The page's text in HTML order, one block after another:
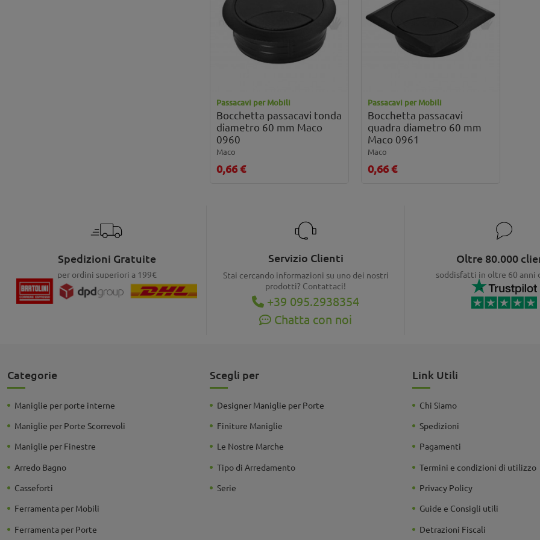
Passacavi per Mobili
Bocchetta passacavi tonda
diametro 60 mm Maco
0960
Maco
0,66 €
Passacavi per Mobili
Bocchetta passacavi
quadra diametro 60 mm
Maco 0961
Maco
0,66 €
Spedizioni Gratuite
per ordini superiori a 199€
Servizio Clienti
Stai cercando informazioni su uno dei nostri
prodotti? Contattaci!
+39 095.2938354
Chatta con noi
Oltre 80.000
soddisfatti in oltre 60
Categorie
Maniglie per porte interne
Maniglie per Porte Scorrevoli
Maniglie per Finestre
Arredo Bagno
Casseforti
Ferramenta per Mobili
Ferramenta per Porte
Scegli per
Designer Maniglie per Porte
Finiture Maniglie
Le Nostre Marche
Tipo di Arredamento
Serie
Link Utili
Chi Siamo
Spedizioni
Pagamenti
Termini e condizioni di utilizzo
Privacy Policy
Guide e Consigli utili
Detrazioni Fiscali